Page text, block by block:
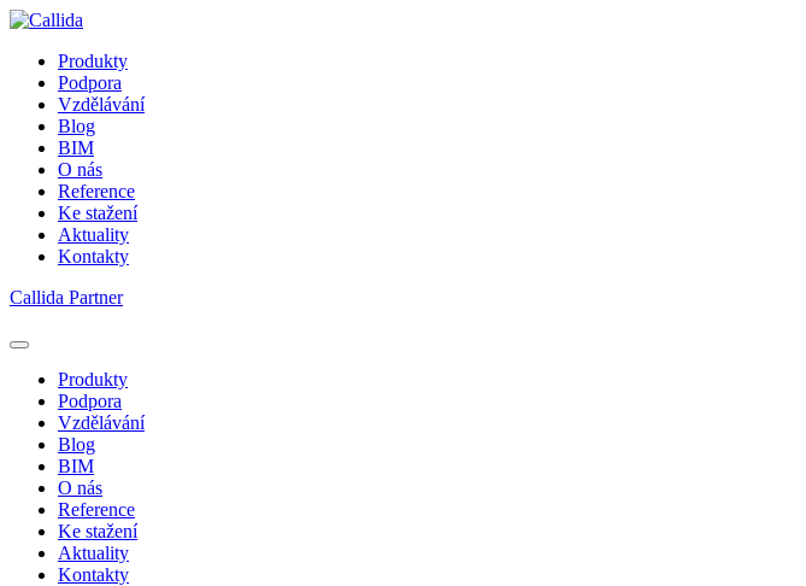
Produkty
Podpora
Vzdělávání
Blog
BIM
O nás
Reference
Ke stažení
Aktuality
Kontakty
Callida Partner
Produkty
Podpora
Vzdělávání
Blog
BIM
O nás
Reference
Ke stažení
Aktuality
Kontakty